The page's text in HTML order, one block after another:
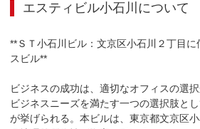
エスティビル小石川 について
**ＳＴ小石川ビル：文京区小石川２丁目に
スビル**
ビジネスの成功は、適切なオフィスの選
ビジネスニーズを満たす一つの選択肢と
が挙げられる。本ビルは、東京都文京区